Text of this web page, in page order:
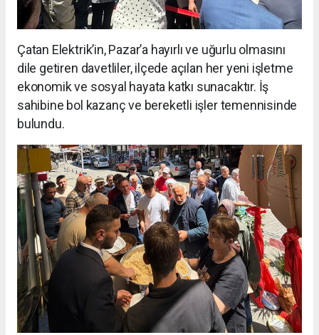
Çatan Elektrik’in, Pazar’a hayırlı ve uğurlu olmasını
dile getiren davetliler, ilçede açılan her yeni işletme
ekonomik ve sosyal hayata katkı sunacaktır. İş
sahibine bol kazanç ve bereketli işler temennisinde
bulundu.